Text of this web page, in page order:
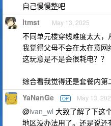
自己慢慢整吧
ltmst May 13, 2025
不同单元楼穿线难度太大
我觉得父母不会在太在意
这玩意是不是会很耗电？？
综合看我觉得还是套餐内第
YaNanGe OP May 13,
@ivan_wl 大致了解了下这
地区没办法用了。还是说还